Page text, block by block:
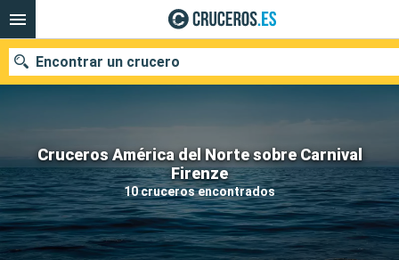
Cruceros América del Norte sobre Carnival
Firenze
10 cruceros encontrados
Encontrar un crucero
Nuestros destinos
Fecha de salida
Puertos Compañías